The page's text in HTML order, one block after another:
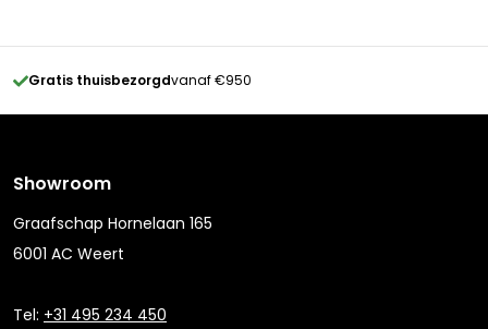
Gratis thuisbezorgdvanaf €950
Showroom
Graafschap Hornelaan 165
6001 AC Weert
Tel: +31 495 234 450